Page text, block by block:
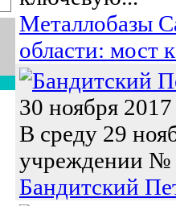
Металлобазы
области: мост
30 ноября 2017
В среду 29
учреждении №
Бандитский